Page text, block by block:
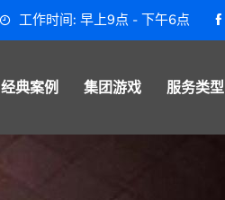
工作时间: 早上9点 - 下午6点
经典案例 集团游戏 服务类型